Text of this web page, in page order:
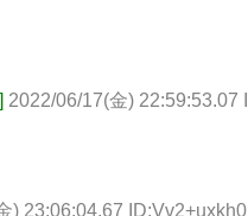
2022/06/17(金) 22:59:53.07
) 23:06:04.67 ID:Vv2+uxkh0